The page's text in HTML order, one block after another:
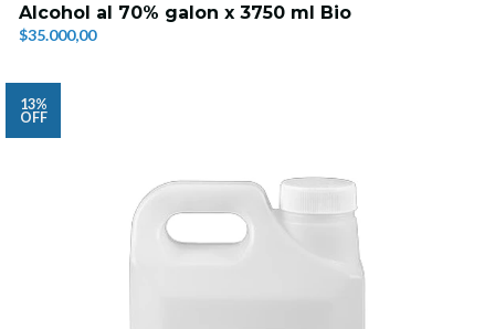
Alcohol al 70% galon x 3750 ml Bio
$35.000,00
13%
OFF